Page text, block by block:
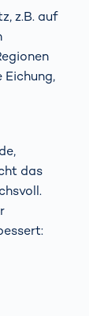
z.B. auf
das